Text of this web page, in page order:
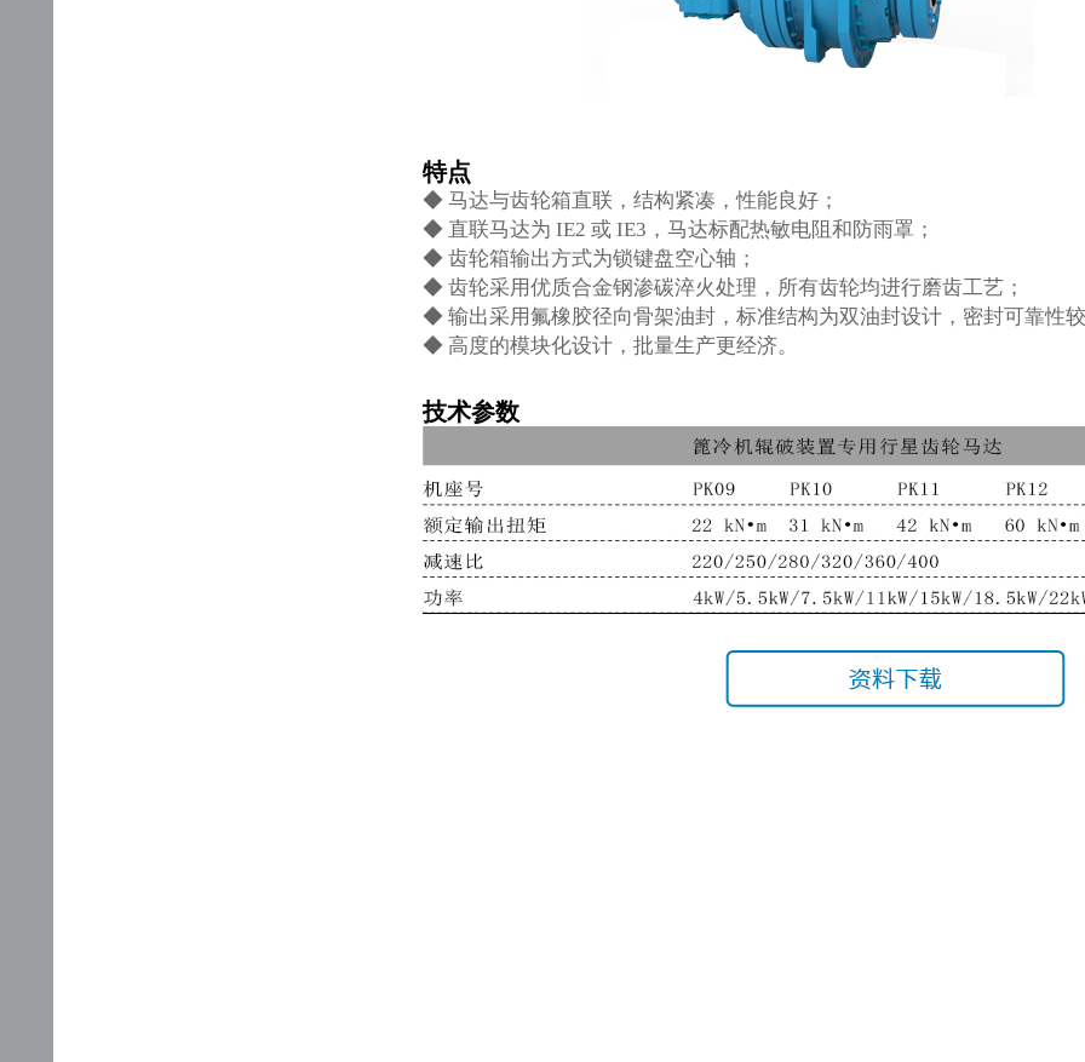
特点
◆ 马达与齿轮箱直联，结构紧凑，性能良好；
◆ 直联马达为 IE2 或 IE3，马达标配热敏电阻和防雨罩；
◆ 齿轮箱输出方式为锁键盘空心轴；
◆ 齿轮采用优质合金钢渗碳淬火处理，所有齿轮均进行磨齿工艺；
◆ 输出采用氟橡胶径向骨架油封，标准结构为双油封设计，密封可靠性
◆ 高度的模块化设计，批量生产更经济。
技术参数